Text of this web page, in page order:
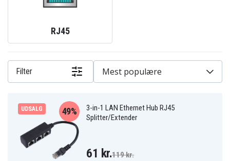
RJ45
Filter Mest populære
UDSALG
3-in-1 LAN Ethernet Hub RJ45
Splitter/Extender
49%
61 kr.119 kr.